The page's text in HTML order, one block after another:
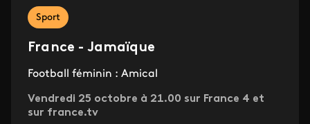
Sport
France - Jamaïque
Football féminin : Amical
Vendredi 25 octobre à 21.00 sur France 4 et
sur france.tv